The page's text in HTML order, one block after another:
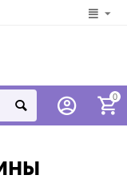
on line 7 "{if
if}" unknown tag
0